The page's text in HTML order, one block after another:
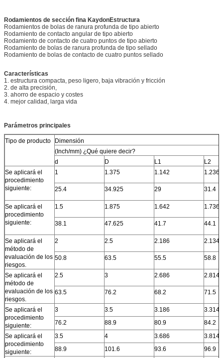
Rodamientos de sección fina KaydonEstructura
Rodamientos de bolas de ranura profunda de tipo abierto
Rodamiento de contacto angular de tipo abierto
Rodamiento de contacto de cuatro puntos de tipo abierto
Rodamiento de bolas de ranura profunda de tipo sellado
Rodamiento de bolas de contacto de cuatro puntos sellado
Características
1. estructura compacta, peso ligero, baja vibración y fricción
2. de alta precisión,
3. ahorro de espacio y costes
4. mejor calidad, larga vida
Parámetros principales
Tipo de producto
Dimensión
(Inch/mm) ¿Qué quiere decir?
d
D L1
L2
Se aplicará el
procedimiento
siguiente:
1 1.375 1.142 1.236
25.4 34.925 29 31.4
Se aplicará el
procedimiento
siguiente:
1.5 1.875 1.642 1.736
38.1 47.625 41.7 44.1
Se aplicará el
método de
evaluación de los
riesgos.
2 2.5 2.186 2.134
50.8 63.5 55.5 58.8
Se aplicará el
método de
evaluación de los
riesgos.
2.5 3 2.686 2.814
63.5 76.2 68.2 71.5
Se aplicará el
procedimiento
siguiente:
3 3.5 3.186
3.314
76.2
88.9 80.9
84.2
Se aplicará el
procedimiento
siguiente:
3.5 4 3.686
3.814
88.9
101.6 93.6
96.9